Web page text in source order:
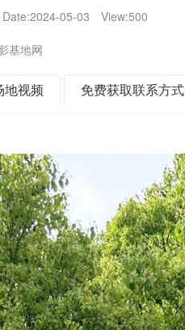
Date:2024-05-03 View:500
基地网
地视频 免费获取联系方式